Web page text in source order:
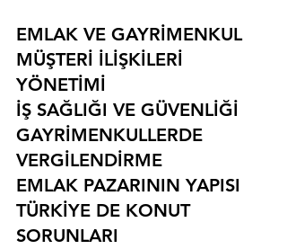
EMLAK VE GAYRİMENKUL
MÜŞTERİ İLİŞKİLERİ
YÖNETİMİ
İŞ SAĞLIĞI VE GÜVENLİĞİ
GAYRİMENKULLERDE
VERGİLENDİRME
EMLAK PAZARININ YAPISI
TÜRKİYE DE KONUT
SORUNLARI